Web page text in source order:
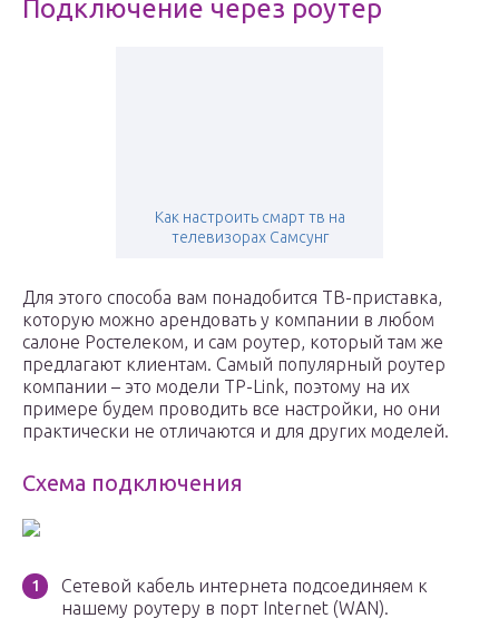
Подключение через роутер
Как настроить смарт тв на
телевизорах Самсунг
Для этого способа вам понадобится ТВ-приставка,
которую можно арендовать у компании в любом
салоне Ростелеком, и сам роутер, который там же
предлагают клиентам. Самый популярный роутер
компании – это модели TP-Link, поэтому на их
примере будем проводить все настройки, но они
практически не отличаются и для других моделей.
Схема подключения
Сетевой кабель интернета подсоединяем к
нашему роутеру в порт Internet (WAN).